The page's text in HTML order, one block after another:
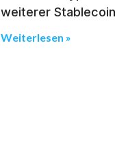
weiterer
Weiterlesen »